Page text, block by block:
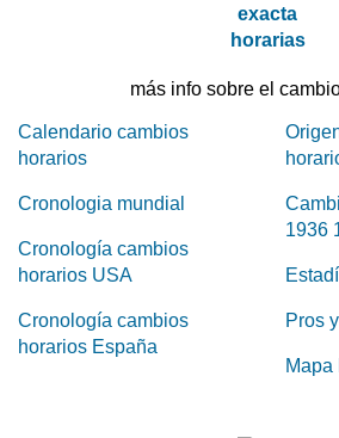
horarias
más info sobre el
Calendario cambios
horarios
Cronologia mundial
Cronología cambios
horarios USA
Cronología cambios
horarios España
1936
Pros
Mapa